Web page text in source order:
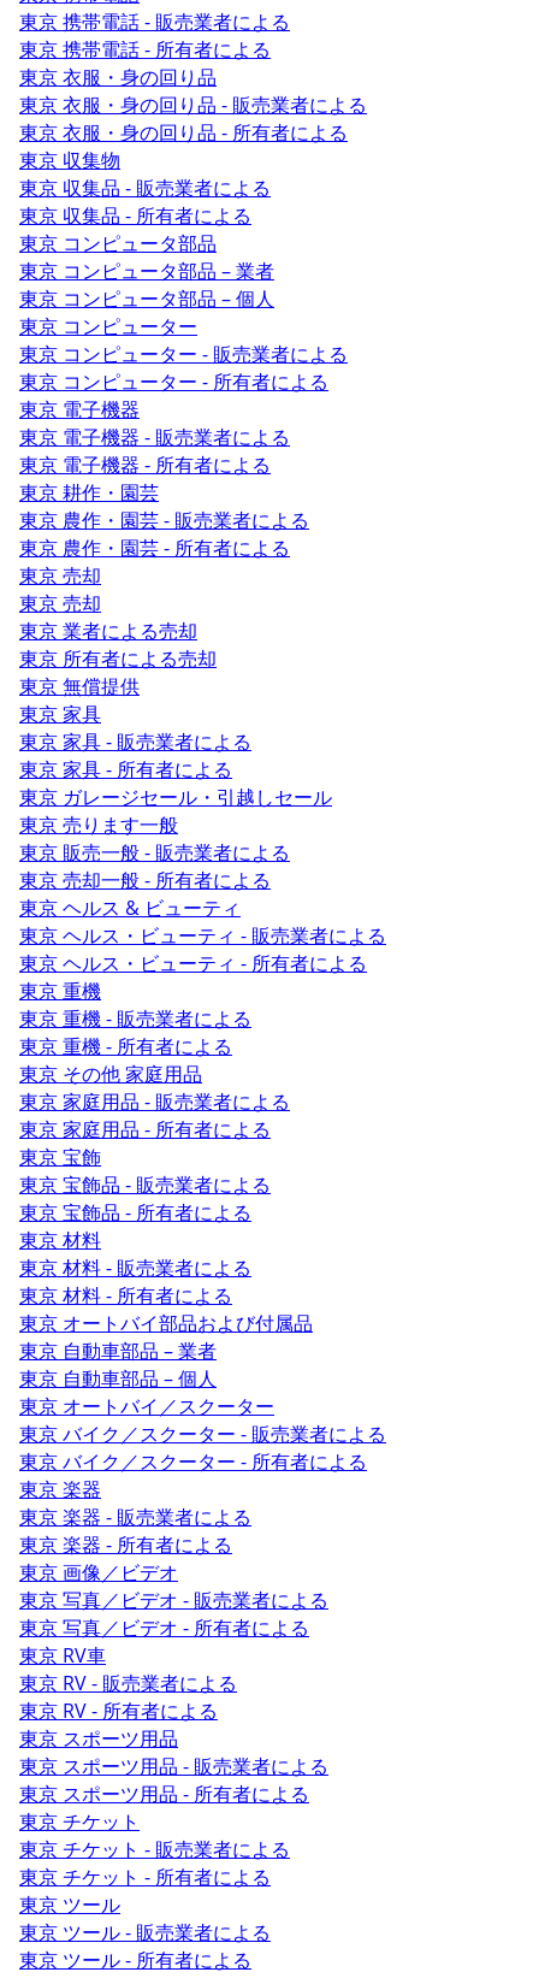
東京 携帯電話 - 販売業者による
東京 携帯電話 - 所有者による
東京 衣服・身の回り品
東京 衣服・身の回り品 - 販売業者による
東京 衣服・身の回り品 - 所有者による
東京 収集物
東京 収集品 - 販売業者による
東京 収集品 - 所有者による
東京 コンピュータ部品
東京 コンピュータ部品 – 業者
東京 コンピュータ部品 – 個人
東京 コンピューター
東京 コンピューター - 販売業者による
東京 コンピューター - 所有者による
東京 電子機器
東京 電子機器 - 販売業者による
東京 電子機器 - 所有者による
東京 耕作・園芸
東京 農作・園芸 - 販売業者による
東京 農作・園芸 - 所有者による
東京 売却
東京 売却
東京 業者による売却
東京 所有者による売却
東京 無償提供
東京 家具
東京 家具 - 販売業者による
東京 家具 - 所有者による
東京 ガレージセール・引越しセール
東京 売ります一般
東京 販売一般 - 販売業者による
東京 売却一般 - 所有者による
東京 ヘルス & ビューティ
東京 ヘルス・ビューティ - 販売業者による
東京 ヘルス・ビューティ - 所有者による
東京 重機
東京 重機 - 販売業者による
東京 重機 - 所有者による
東京 その他 家庭用品
東京 家庭用品 - 販売業者による
東京 家庭用品 - 所有者による
東京 宝飾
東京 宝飾品 - 販売業者による
東京 宝飾品 - 所有者による
東京 材料
東京 材料 - 販売業者による
東京 材料 - 所有者による
東京 オートバイ部品および付属品
東京 自動車部品 – 業者
東京 自動車部品 – 個人
東京 オートバイ／スクーター
東京 バイク／スクーター - 販売業者による
東京 バイク／スクーター - 所有者による
東京 楽器
東京 楽器 - 販売業者による
東京 楽器 - 所有者による
東京 画像／ビデオ
東京 写真／ビデオ - 販売業者による
東京 写真／ビデオ - 所有者による
東京 RV車
東京 RV - 販売業者による
東京 RV - 所有者による
東京 スポーツ用品
東京 スポーツ用品 - 販売業者による
東京 スポーツ用品 - 所有者による
東京 チケット
東京 チケット - 販売業者による
東京 チケット - 所有者による
東京 ツール
東京 ツール - 販売業者による
東京 ツール - 所有者による